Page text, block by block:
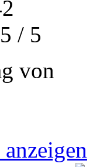
/ 5
von